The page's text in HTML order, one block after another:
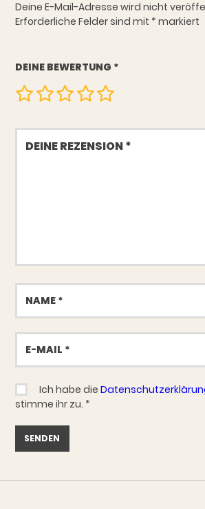
Deine E-Mail-Adresse wird nicht
Erforderliche Felder sind mit * markiert
DEINE BEWERTUNG *
Deine
Rezension
Name
E-
Mail
Ich habe die
stimme ihr zu. *